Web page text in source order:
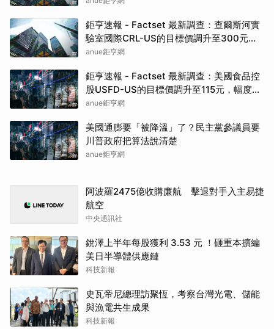
鉅亨速報 - Factset 最新調查：查爾斯河實
驗室國際CRL-US的目標價調升至300元，
幅度約3.09%
anue鉅亨網
鉅亨速報 - Factset 最新調查：美國食品控
股USFD-US的目標價調升至115元，幅度約
4.55%
anue鉅亨網
美國通膨要「被降溫」了？民主黨參議員要
川普政府把算法說清楚
anue鉅亨網
航空
中央通訊社
美日半導體供應鏈
科技新報
與漁電共生成果
科技新報